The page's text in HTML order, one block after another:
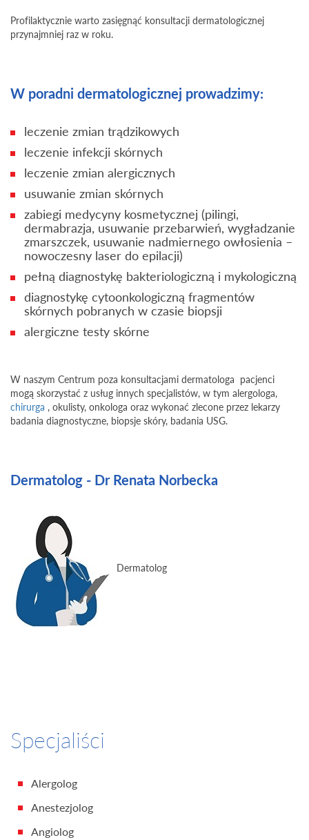
Profilaktycznie warto zasięgnąć konsultacji dermatologicznej
przynajmniej raz w roku.
W poradni dermatologicznej prowadzimy:
leczenie zmian trądzikowych
leczenie infekcji skórnych
leczenie zmian alergicznych
usuwanie zmian skórnych
zabiegi medycyny kosmetycznej (pilingi,
dermabrazja, usuwanie przebarwień, wygładzanie
zmarszczek, usuwanie nadmiernego owłosienia –
nowoczesny laser do epilacji)
pełną diagnostykę bakteriologiczną i mykologiczną
diagnostykę cytoonkologiczną fragmentów
skórnych pobranych w czasie biopsji
alergiczne testy skórne
W naszym Centrum poza konsultacjami dermatologa pacjenci
mogą skorzystać z usług innych specjalistów, w tym alergologa,
chirurga , okulisty, onkologa oraz wykonać zlecone przez lekarzy
badania diagnostyczne, biopsje skóry, badania USG.
Dermatolog - Dr Renata Norbecka
Dermatolog
Specjaliści
Alergolog
Anestezjolog
Angiolog